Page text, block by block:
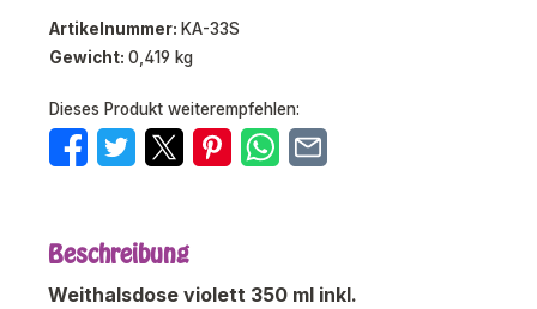
Artikelnummer: KA-33S
Gewicht: 0,419 kg
Dieses Produkt weiterempfehlen:
Beschreibung
Weithalsdose violett 350 ml inkl.